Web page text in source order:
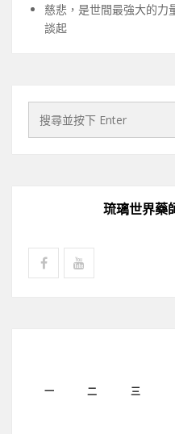
慈悲，是世間最強大的
談起
琉璃世界藥
一 二 三